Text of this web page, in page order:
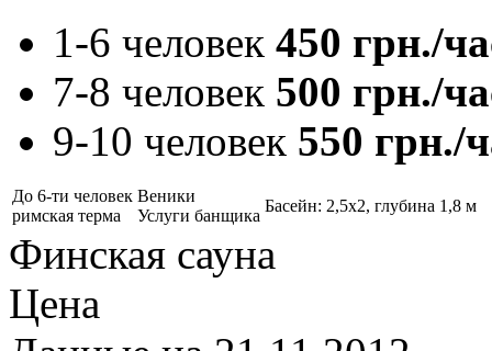
1-6 человек 450 грн./
7-8 человек 500 грн./
9-10 человек 550 грн./
До 6-ти человек
римская терма
Веники
Услуги банщика
Басейн: 2,5х2, глубина 1,8 м
Финская сауна
Цена